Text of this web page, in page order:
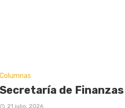
Columnas
Secretaría de
21 julio, 2026